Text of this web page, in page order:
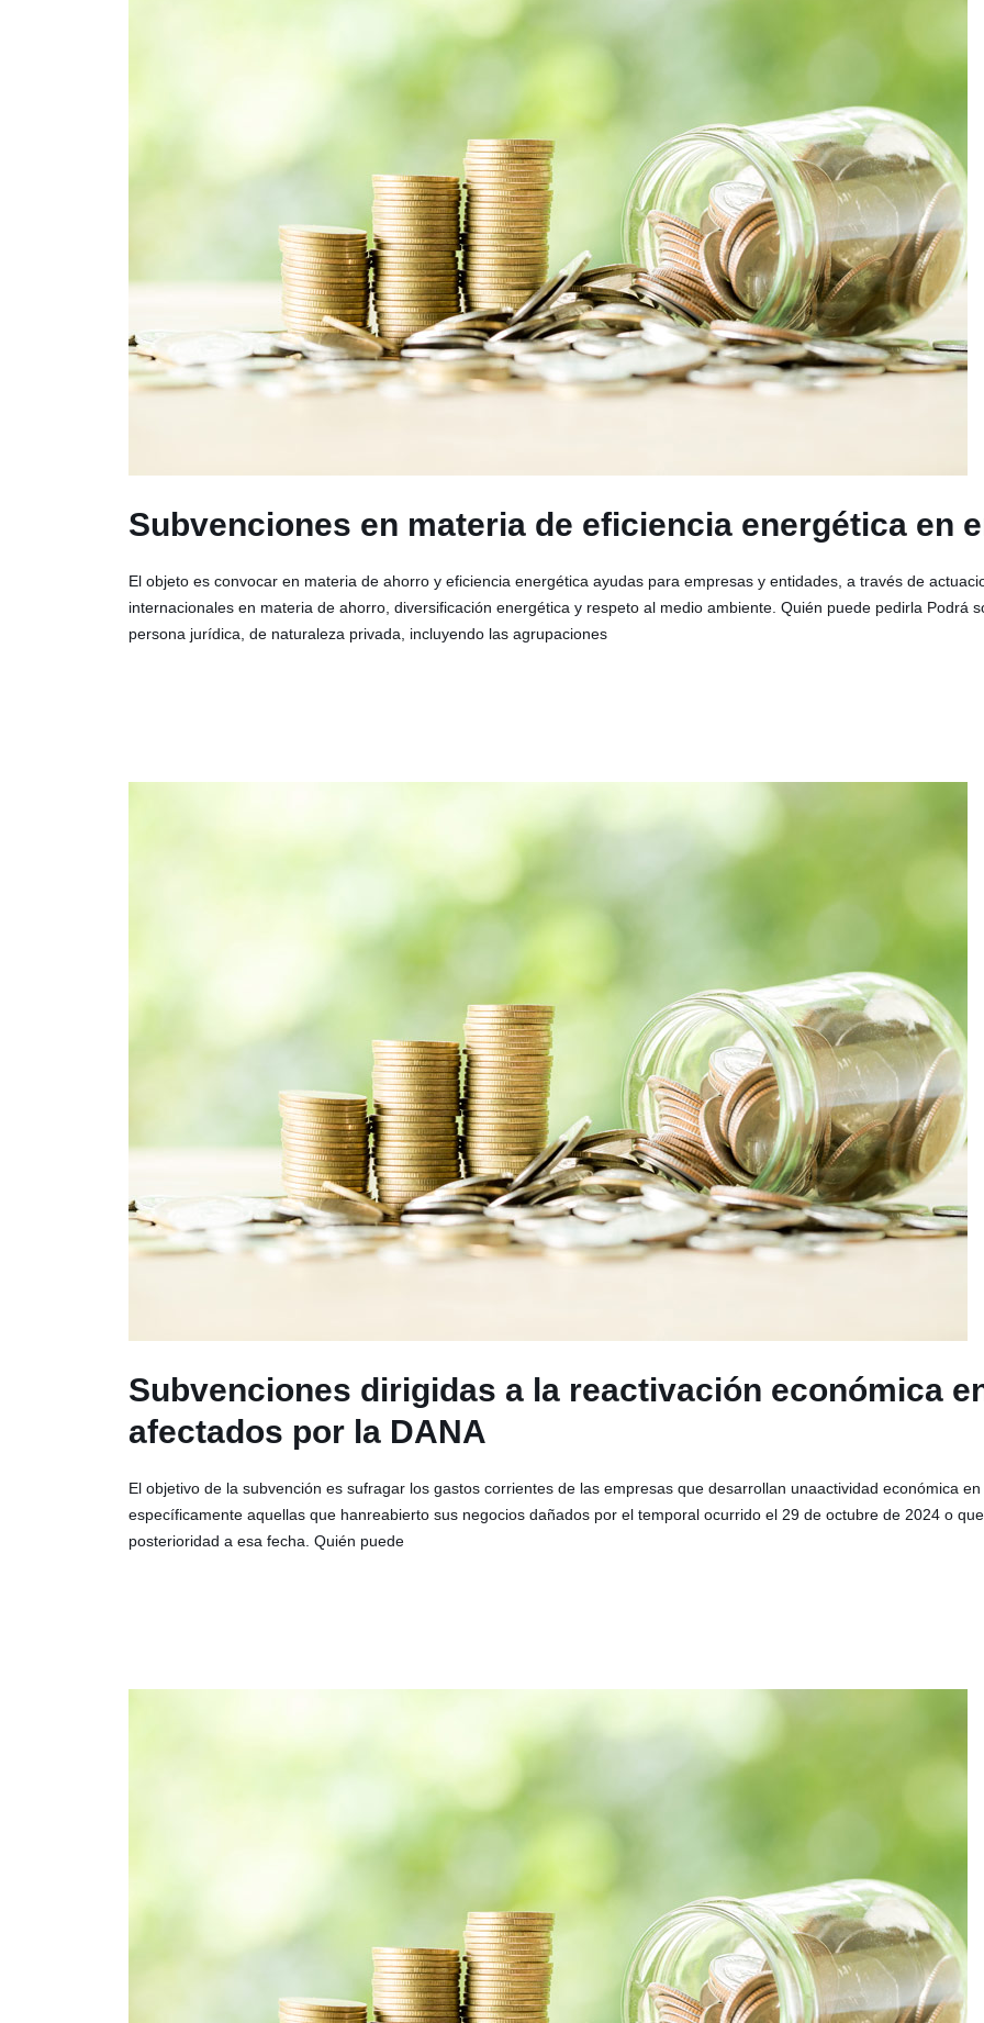
Subvenciones en materia de eficiencia energética en
El objeto es convocar en materia de ahorro y eficiencia energética ayudas para empresas y entidades, a través de
internacionales en materia de ahorro, diversificación energética y respeto al medio ambiente. Quién puede pedirla Podrá
persona jurídica, de naturaleza privada, incluyendo las agrupaciones
Subvenciones dirigidas a la reactivación económica
afectados por la DANA
El objetivo de la subvención es sufragar los gastos corrientes de las empresas que desarrollan unaactividad económica
específicamente aquellas que hanreabierto sus negocios dañados por el temporal ocurrido el 29 de octubre de 2024 o
posterioridad a esa fecha. Quién puede